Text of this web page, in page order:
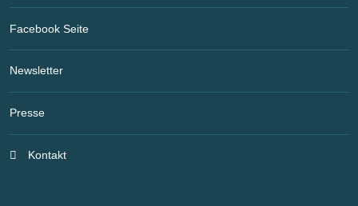
Facebook Seite
Newsletter
Presse
Kontakt